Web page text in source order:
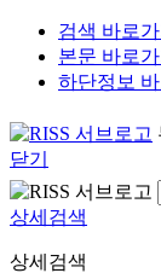
검색 바로가
본문 바로가
하단정보 바
닫기
상세검색
상세검색